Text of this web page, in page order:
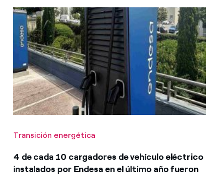
Transición energética
4 de cada 10 cargadores de vehículo eléctrico
instalados por Endesa en el último año fueron